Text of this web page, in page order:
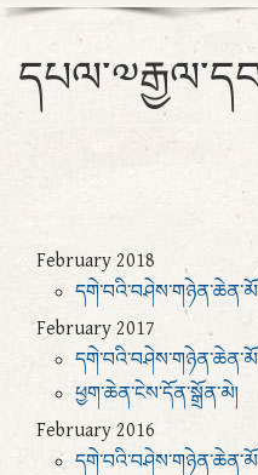
February 2018
February 2017
ཕྱག་ཆེན་ངེས་དོན་སྒྲོན་མེ།
February 2016